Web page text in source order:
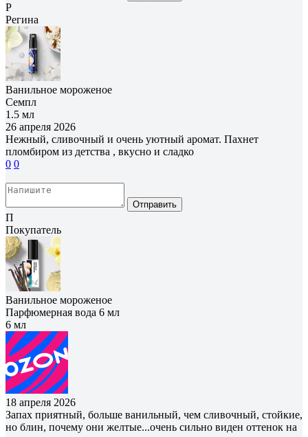
Р
Регина
Ванильное мороженое
Семпл
1.5 мл
26 апреля 2026
Нежный, сливочный и очень уютный аромат. Пахнет
пломбиром из детства , вкусно и сладко
0 0
Отправить
П
Покупатель
Ванильное мороженое
Парфюмерная вода 6 мл
6 мл
18 апреля 2026
Запах приятный, больше ванильный, чем сливочный, стойкие,
но блин, почему они желтые...очень сильно виден оттенок на